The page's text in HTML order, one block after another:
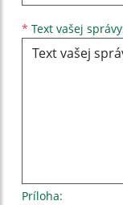
* Text vašej
Príloha: